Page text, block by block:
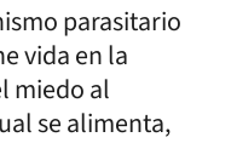
parasitario
vida en la
miedo al
se alimenta,